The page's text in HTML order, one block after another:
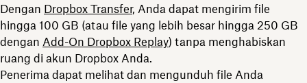
Dengan Dropbox Transfer, Anda dapat mengirim file
hingga 100 GB (atau file yang lebih besar hingga 250 GB
dengan Add-On Dropbox Replay) tanpa menghabiskan
ruang di akun Dropbox Anda.
Penerima dapat melihat dan mengunduh file Anda